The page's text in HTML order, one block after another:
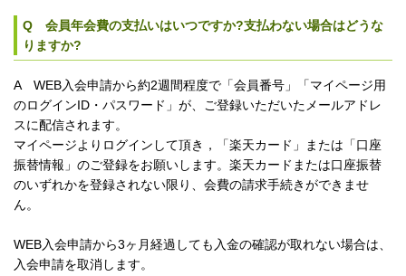
Q 会員年会費の支払いはいつですか?支払わない場合はどうな
りますか?
A WEB入会申請から約2週間程度で「会員番号」「マイページ用
のログインID・パスワード」が、ご登録いただいたメールアドレ
スに配信されます。
マイページよりログインして頂き，「楽天カード」または「口座
振替情報」のご登録をお願いします。楽天カードまたは口座振替
のいずれかを登録されない限り、会費の請求手続きができませ
ん。
WEB入会申請から3ヶ月経過しても入金の確認が取れない場合は、
入会申請を取消します。